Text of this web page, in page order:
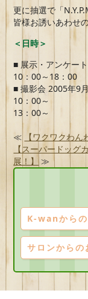
更に抽選で「
皆様お誘いあわせ
＜日時＞
■ 展示・アンケー
10：00～18：00
■ 撮影会 2005年9
10：00～
13：00～
≪
【ワクワクわ
【スーパードッグ
展！】≫
K-wanから
サロンからの